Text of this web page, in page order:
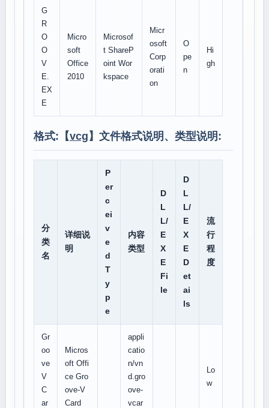
G
R
O
O
V
E.
EX
E
Micro
soft
Office
2010
Microsof
t ShareP
oint Wor
kspace
Micr
osoft
Corp
orati
on
O
pe
n
Hi
gh
格式:【vcg 】文件格式说明、类型说明:
分
类
名
详细说
明
P
er
c
ei
v
e
d
T
y
p
e
内容
类型
D
L
L/
E
X
E
Fi
le
D
L
L/
E
X
E
D
et
ai
ls
流
行
程
度
Gr
oo
ve
V
C
ar
Micros
oft Offi
ce Gro
ove-V
Card
appli
catio
n/vn
d.gro
ove-
vcar
Lo
w